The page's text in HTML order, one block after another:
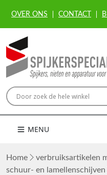
OVER ONS CONTACT
MENU
Home verbruiksartikelen
schuur- en lamellenschijven